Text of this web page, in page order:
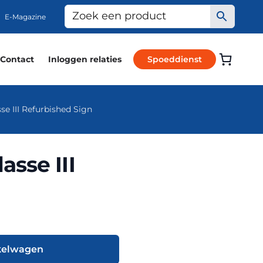
E-Magazine
Contact Inloggen relaties Spoeddienst
III Refurbished Sign
III